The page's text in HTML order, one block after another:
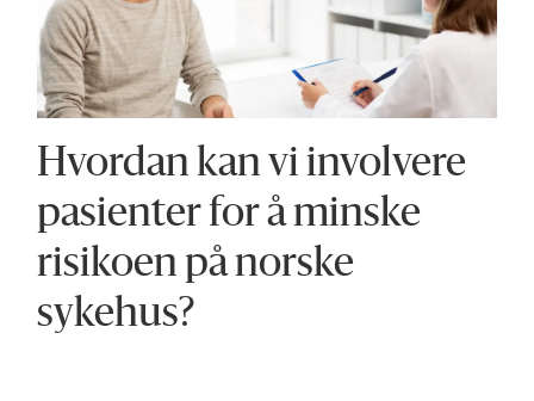
Hvordan kan vi involvere
pasienter for å minske
risikoen på norske
sykehus?